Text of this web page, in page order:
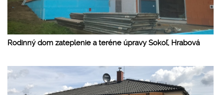
Rodinný dom zateplenie a teréne úpravy Sokoľ, Hrabová